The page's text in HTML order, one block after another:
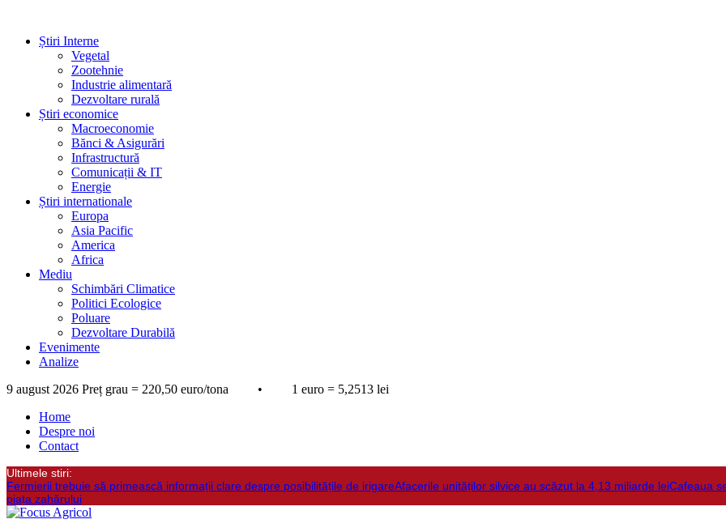
Știri Interne
Vegetal
Zootehnie
Industrie alimentară
Dezvoltare rurală
Știri economice
Macroeconomie
Bănci & Asigurări
Infrastructură
Comunicații & IT
Energie
Știri internationale
Europa
Asia Pacific
America
Africa
Mediu
Schimbări Climatice
Politici Ecologice
Poluare
Dezvoltare Durabilă
Evenimente
Analize
9 august 2026 Preț grau = 220,50 euro/tona • 1 euro = 5,2513 lei
Home
Despre noi
Contact
Ultimele stiri:
Fermierii trebuie să primească informații clare despre posibilitățile de irigareAfacerile unităților silvice au scăzut la 4,13 miliarde leiCafeaua
piața zahărului